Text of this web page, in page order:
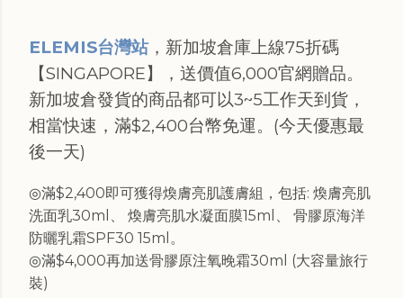
ELEMIS台灣站，新加坡倉庫上線75折碼
【SINGAPORE】，送價值6,000官網贈品。
新加坡倉發貨的商品都可以3~5工作天到貨，
相當快速，滿$2,400台幣免運。(今天優惠最
後一天)
◎滿$2,400即可獲得煥膚亮肌護膚組，包括: 煥膚亮肌
洗面乳30ml、 煥膚亮肌水凝面膜15ml、 骨膠原海洋
防曬乳霜SPF30 15ml。
◎滿$4,000再加送骨膠原注氧晚霜30ml (大容量旅行
裝)